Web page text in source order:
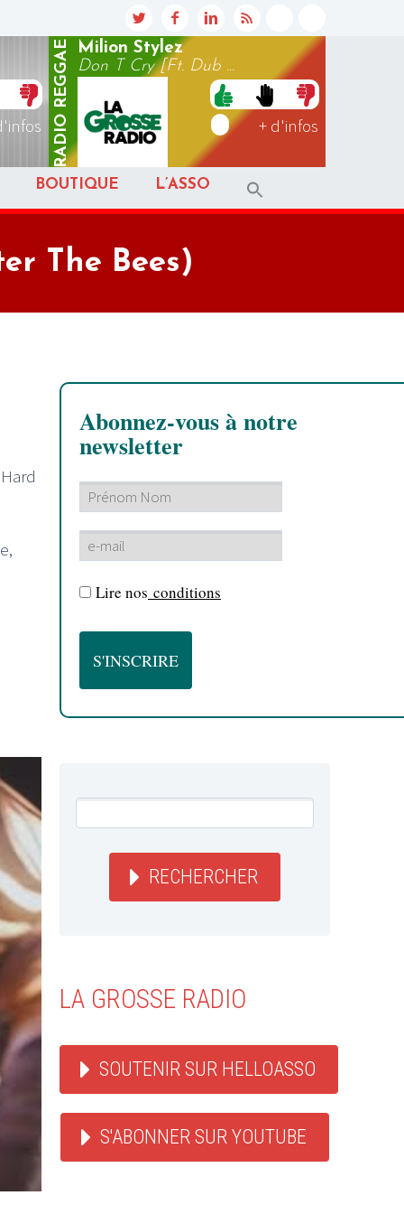
RADIO
REGGAE
Milion Stylez
Don T Cry [Ft. Dub ...
+ d'infos
BOUTIQUE L’ASSO
The Bees)
Abonnez-vous à notre
newsletter
Lire nos conditions
RECHERCHER
LA GROSSE RADIO
SOUTENIR SUR HELLOASSO
S'ABONNER SUR YOUTUBE